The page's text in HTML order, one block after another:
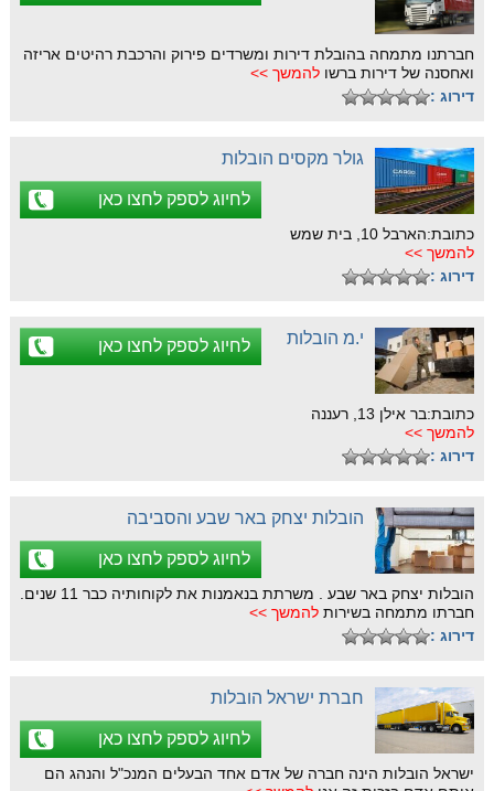
חברתנו מתמחה בהובלת דירות ומשרדים פירוק והרכבת רהיטים אריזה
ואחסנה של דירות ברשו להמשך >>
דירוג :
גולר מקסים הובלות
לחיוג לספק לחצו כאן
כתובת:הארבל 10, בית שמש
להמשך >>
דירוג :
י.מ הובלות לחיוג לספק לחצו כאן
כתובת:בר אילן 13, רעננה
להמשך >>
דירוג :
הובלות יצחק באר שבע והסביבה
לחיוג לספק לחצו כאן
הובלות יצחק באר שבע . משרתת בנאמנות את לקוחותיה כבר 11 שנים.
חברתו מתמחה בשירות להמשך >>
דירוג :
חברת ישראל הובלות
לחיוג לספק לחצו כאן
ישראל הובלות הינה חברה של אדם אחד הבעלים המנכ"ל והנהג הם